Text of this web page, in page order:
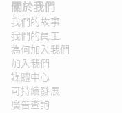
關於我們
我們的故事
我們的員工
為何加入我們
加入我們
媒體中心
可持續發展
廣告查詢